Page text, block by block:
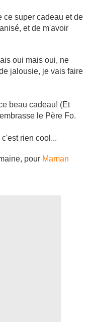
ce super cadeau et de
et de m'avoir
oui mais oui, ne
jalousie, je vais faire
beau cadeau! (Et
le Père Fo.
rien cool...
pour Maman